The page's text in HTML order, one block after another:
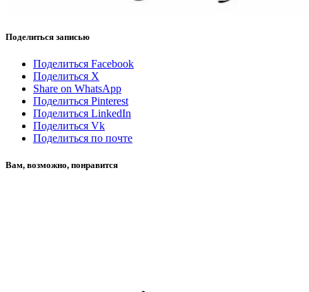
Поделиться записью
Поделиться Facebook
Поделиться X
Share on WhatsApp
Поделиться Pinterest
Поделиться LinkedIn
Поделиться Vk
Поделиться по почте
Вам, возможно, понравится